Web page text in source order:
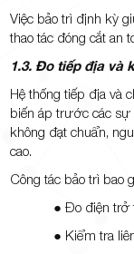
Việc bảo trì định kỳ
thao tác đóng cắt an
1.3. Đo tiếp địa và
Hệ thống tiếp địa và
biến áp trước các sự
không đạt chuẩn,
cao.
Công tác bảo trì bao
● Đo điện trở
● Kiểm tra